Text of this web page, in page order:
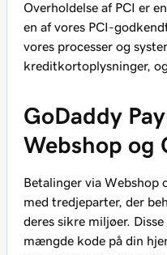
Overholdelse af PCI er
en af vores PCI-
vores processer og
kreditkortoplysninger,
GoDaddy
Webshop og
Betalinger via Webshop
med tredjeparter, der
deres sikre miljøer.
mængde kode på din